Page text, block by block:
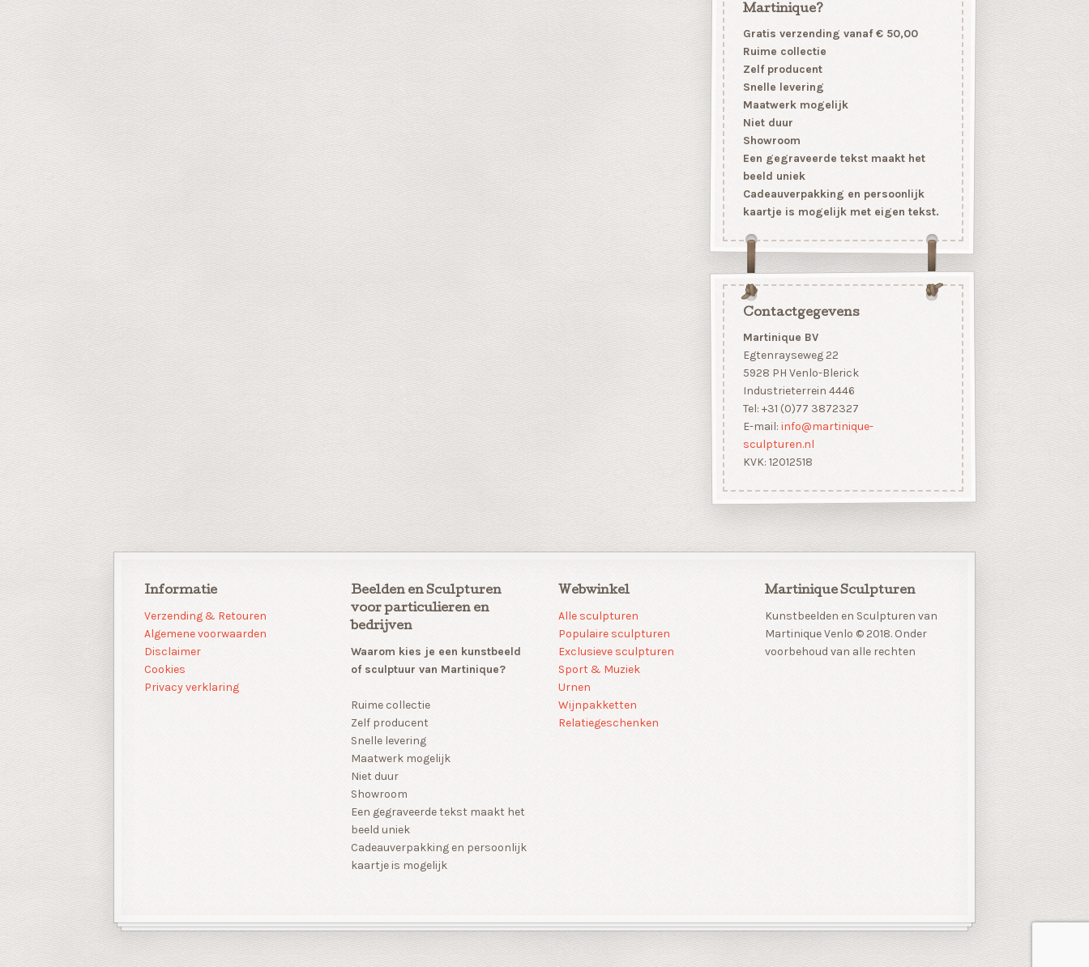
Martinique?
Gratis verzending vanaf € 50,00
Ruime collectie
Zelf producent
Snelle levering
Maatwerk mogelijk
Niet duur
Showroom
Een gegraveerde tekst maakt het
beeld uniek
Cadeauverpakking en persoonlijk
kaartje is mogelijk met eigen tekst.
Contactgegevens
Martinique BV
Egtenrayseweg 22
5928 PH Venlo-Blerick
Industrieterrein 4446
Tel: +31 (0)77 3872327
E-mail: info@martinique-
sculpturen.nl
KVK: 12012518
Informatie
Verzending & Retouren
Algemene voorwaarden
Disclaimer
Cookies
Privacy verklaring
Beelden en Sculpturen
voor particulieren en
bedrijven
Waarom kies je een kunstbeeld
of sculptuur van Martinique?
Ruime collectie
Zelf producent
Snelle levering
Maatwerk mogelijk
Niet duur
Showroom
Een gegraveerde tekst maakt het
beeld uniek
Cadeauverpakking en persoonlijk
kaartje is mogelijk
Webwinkel
Alle sculpturen
Populaire sculpturen
Exclusieve sculpturen
Sport & Muziek
Urnen
Wijnpakketten
Relatiegeschenken
Martinique Sculpturen
Kunstbeelden en Sculpturen van
Martinique Venlo © 2018. Onder
voorbehoud van alle rechten